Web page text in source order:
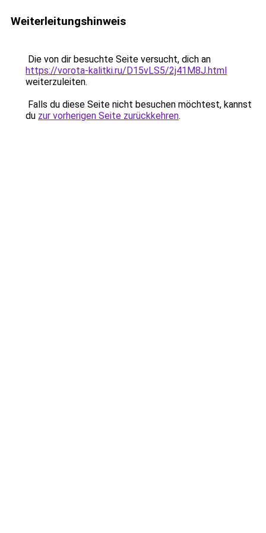
Weiterleitungshinweis
Die von dir besuchte Seite versucht, dich an
https://vorota-kalitki.ru/D15vLS5/2j41M8J.html
weiterzuleiten.
Falls du diese Seite nicht besuchen möchtest, kannst
du zur vorherigen Seite zurückkehren.